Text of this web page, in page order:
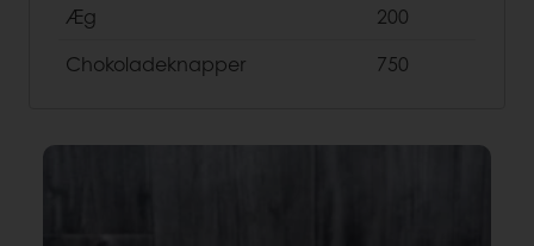
Æg
200
Chokoladeknapper
750